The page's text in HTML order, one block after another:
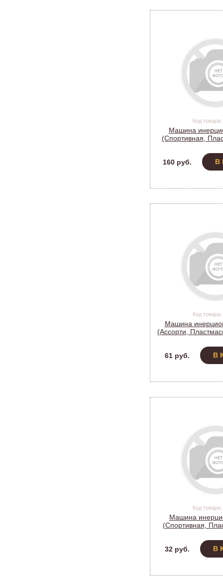
Код
Машина
(Спортивная,
160 руб.
В
Код
Машина
(Ассорти,
61 руб.
В
Код
Машина
(Спортивная,
32 руб.
В